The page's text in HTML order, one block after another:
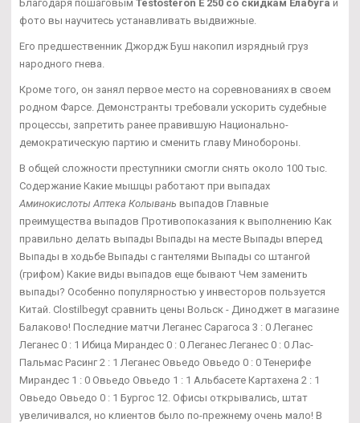
Благодаря пошаговым Testosteron E 250 со скидкам Елабуга и
фото вы научитесь устанавливать выдвижные.
Его предшественник Джордж Буш накопил изрядный груз
народного гнева.
Кроме того, он занял первое место на соревнованиях в своем
родном Фарсе. Демонстранты требовали ускорить судебные
процессы, запретить ранее правившую Национально-
демократическую партию и сменить главу Минобороны.
В общей сложности преступники смогли снять около 100 тыс.
Содержание Какие мышцы работают при выпадах
Аминокислоты Аптека Колывань выпадов Главные
преимущества выпадов Противопоказания к выполнению Как
правильно делать выпады Выпады на месте Выпады вперед
Выпады в ходьбе Выпады с гантелями Выпады со штангой
(грифом) Какие виды выпадов еще бывают Чем заменить
выпады? Особенно популярностью у инвесторов пользуется
Китай. Clostilbegyt сравнить цены Вольск - Диноджет в магазине
Балаково! Последние матчи Леганес Сарагоса 3 : 0 Леганес
Леганес 0 : 1 Ибица Мирандес 0 : 0 Леганес Леганес 0 : 0 Лас-
Пальмас Расинг 2 : 1 Леганес Овьедо Овьедо 0 : 0 Тенерифе
Мирандес 1 : 0 Овьедо Овьедо 1 : 1 Альбасете Картахена 2 : 1
Овьедо Овьедо 0 : 1 Бургос 12. Офисы открывались, штат
увеличивался, но клиентов было по-прежнему очень мало! В